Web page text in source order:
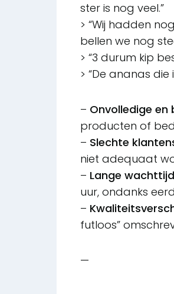
ster is nog veel.”
> “Wij hadden
bellen we nog
> “3 durum kip
> “De ananas
– Onvolledige en
producten of
– Slechte
niet adequaat
– Lange
uur, ondanks
–
futloos”
—